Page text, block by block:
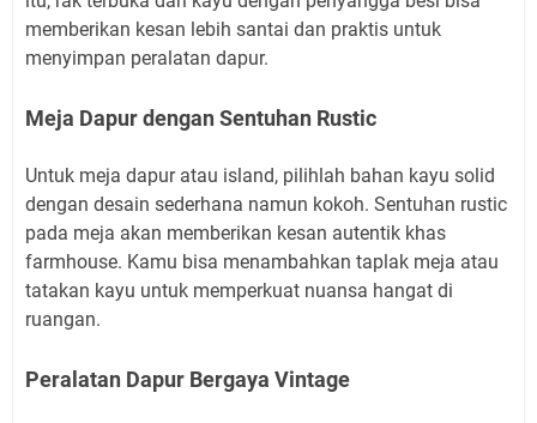
memberikan kesan lebih santai dan praktis untuk
menyimpan peralatan dapur.
Meja Dapur dengan Sentuhan Rustic
Untuk meja dapur atau island, pilihlah bahan kayu solid
dengan desain sederhana namun kokoh. Sentuhan rustic
pada meja akan memberikan kesan autentik khas
farmhouse. Kamu bisa menambahkan taplak meja atau
tatakan kayu untuk memperkuat nuansa hangat di
ruangan.
Peralatan Dapur Bergaya Vintage